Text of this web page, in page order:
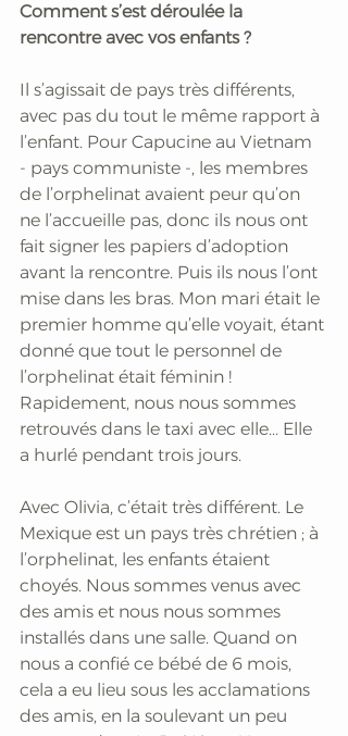
Comment s’est déroulée la
rencontre avec vos enfants ?
Il s’agissait de pays très différents,
avec pas du tout le même rapport à
l’enfant. Pour Capucine au Vietnam
- pays communiste -, les membres
de l’orphelinat avaient peur qu’on
ne l’accueille pas, donc ils nous ont
fait signer les papiers d’adoption
avant la rencontre. Puis ils nous l’ont
mise dans les bras. Mon mari était le
premier homme qu’elle voyait, étant
donné que tout le personnel de
l’orphelinat était féminin !
Rapidement, nous nous sommes
retrouvés dans le taxi avec elle... Elle
a hurlé pendant trois jours.
Avec Olivia, c’était très différent. Le
Mexique est un pays très chrétien ; à
l’orphelinat, les enfants étaient
choyés. Nous sommes venus avec
des amis et nous nous sommes
installés dans une salle. Quand on
nous a confié ce bébé de 6 mois,
cela a eu lieu sous les acclamations
des amis, en la soulevant un peu